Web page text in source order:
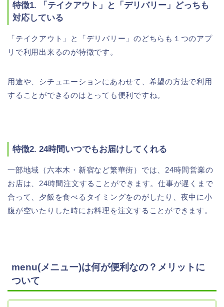
特徴1. 「テイクアウト」と「デリバリー」どっちも
対応している
「テイクアウト」と「デリバリー」のどちらも１つのアプ
リで利用出来るのが特徴です。
用途や、シチュエーションにあわせて、希望の方法で利用
することができるのはとっても便利ですね。
特徴2. 24時間いつでもお届けしてくれる
一部地域（六本木・新宿など繁華街）では、24時間営業の
お店は、24時間注文することができます。仕事が遅くまで
合って、夕飯を食べるタイミングをのがしたり、夜中に小
腹が空いたりした時にお料理を注文することができます。
menu(メニュー)は何が便利なの？メリットに
ついて